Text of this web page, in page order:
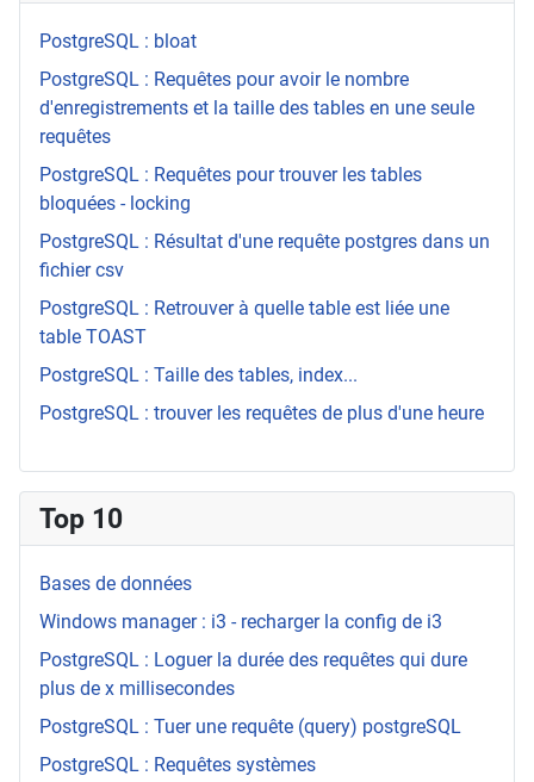
PostgreSQL : bloat
PostgreSQL : Requêtes pour avoir le nombre
d'enregistrements et la taille des tables en une seule
requêtes
PostgreSQL : Requêtes pour trouver les tables
bloquées - locking
PostgreSQL : Résultat d'une requête postgres dans un
fichier csv
PostgreSQL : Retrouver à quelle table est liée une
table TOAST
PostgreSQL : Taille des tables, index...
PostgreSQL : trouver les requêtes de plus d'une heure
Top 10
Bases de données
Windows manager : i3 - recharger la config de i3
PostgreSQL : Loguer la durée des requêtes qui dure
plus de x millisecondes
PostgreSQL : Tuer une requête (query) postgreSQL
PostgreSQL : Requêtes systèmes